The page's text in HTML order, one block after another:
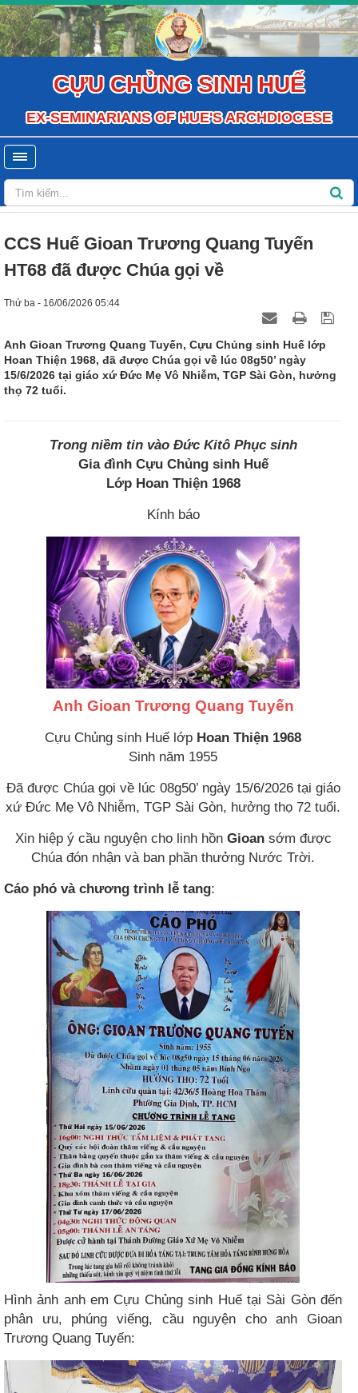
CỰU CHỦNG SINH HUẾ
EX-SEMINARIANS OF HUE'S ARCHDIOCESE
CCS Huế Gioan Trương Quang Tuyến
HT68 đã được Chúa gọi về
Thứ ba - 16/06/2026 05:44
Anh Gioan Trương Quang Tuyến, Cựu Chủng sinh Huế lớp
Hoan Thiện 1968, đã được Chúa gọi về lúc 08g50’ ngày
15/6/2026 tại giáo xứ Đức Mẹ Vô Nhiễm, TGP Sài Gòn, hưởng
thọ 72 tuổi.
Trong niềm tin vào Đức Kitô Phục sinh
Gia đình Cựu Chủng sinh Huế
Lớp Hoan Thiện 1968
Kính báo
Anh Gioan Trương Quang Tuyến
Cựu Chủng sinh Huế lớp Hoan Thiện 1968
Sinh năm 1955
Đã được Chúa gọi về lúc 08g50’ ngày 15/6/2026 tại giáo
xứ Đức Mẹ Vô Nhiễm, TGP Sài Gòn, hưởng thọ 72 tuổi.
Xin hiệp ý cầu nguyện cho linh hồn Gioansớm được
Chúa đón nhận và ban phần thưởng Nước Trời.
Cáo phó và chương trình lễ tang:
Hình ảnh anh em Cựu Chủng sinh Huế tại Sài Gòn đến
phân ưu, phúng viếng, cầu nguyện cho anh Gioan
Trương Quang Tuyến: